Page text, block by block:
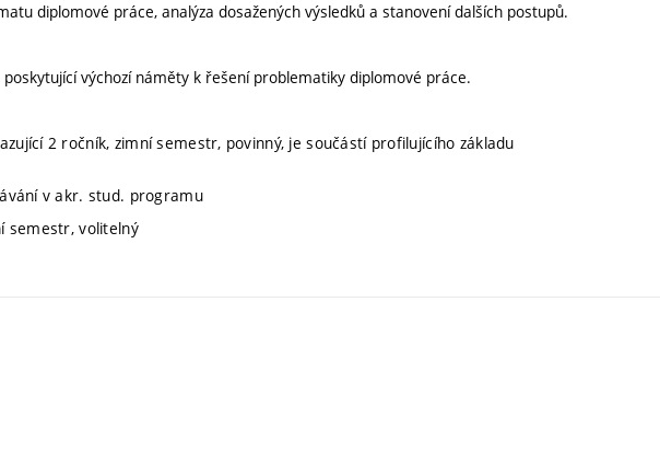
diplomové práce, analýza dosažených výsledků a stanovení dalších postupů.
výchozí náměty k řešení problematiky diplomové práce.
2 ročník, zimní semestr, povinný, je součástí profilujícího základu
v akr. stud. programu
semestr, volitelný